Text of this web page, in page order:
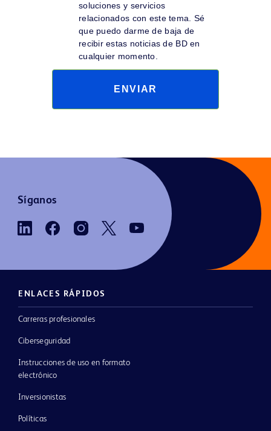
soluciones y servicios
relacionados con este tema. Sé
que puedo darme de baja de
recibir estas noticias de BD en
cualquier momento.
ENVIAR
Síganos
ENLACES RÁPIDOS
Carreras profesionales
Ciberseguridad
Instrucciones de uso en formato
electrónico
Inversionistas
Políticas